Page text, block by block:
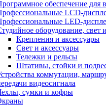
обеспечение для
LCD-
LED-
оборудование, свет
Крепления и аксессуары
Свет и аксессуары
Тележки и рельсы
Штативы, стойки и
коммутации,
видеосигнала
сумки и кофры